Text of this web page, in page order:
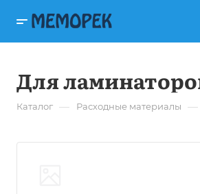
Для
Каталог — Расходные материалы —